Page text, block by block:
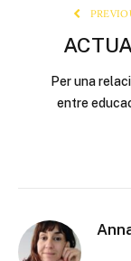
Per una
entre